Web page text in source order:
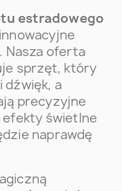
estradowego
Nasza oferta
sprzęt, który
dźwięk, a
precyzyjne
efekty świetlne
naprawdę